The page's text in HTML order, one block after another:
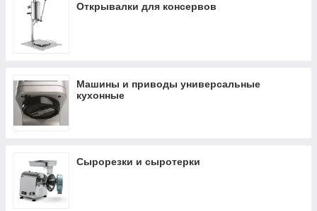
Открывалки для консервов
Машины и приводы универсальные
кухонные
Сырорезки и сыротерки